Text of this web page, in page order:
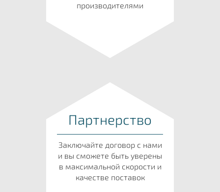
производителями
Партнерство
Заключайте договор с нами
и вы сможете быть уверены
в максимальной скорости и
качестве поставок